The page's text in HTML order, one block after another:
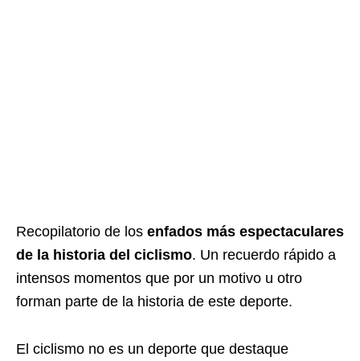
Recopilatorio de los enfados más espectaculares
de la historia del ciclismo. Un recuerdo rápido a
intensos momentos que por un motivo u otro
forman parte de la historia de este deporte.
El ciclismo no es un deporte que destaque